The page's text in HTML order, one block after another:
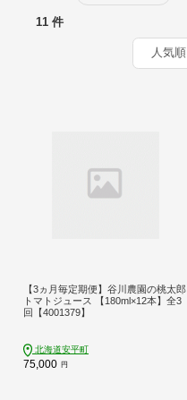
11 件
【3ヵ月毎定期便】谷川農園の桃太郎
トマトジュース 【180ml×12本】全3
回【4001379】
北海道安平町
75,000 円